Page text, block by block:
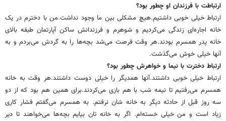
ارتباطت با فرزندان او چطور بود؟
ارتباط خیلی خوبی داشتیم.هیچ مشکلی بین ما وجود نداشت.من با دخترم در یک
خانه اجاره‌ای زندگی می‌کردیم و شوهرم و فرزندانش ساکن آپارتمان طبقه بالای
خانه پدر همسرم بودند.هر وقت فرصت می‌شد بچه‌ها را به گردش می‌بردم و به
آنها خیلی خوش می‌گذشت.
ارتباط دخترت با نیما و خواهرش چطور بود؟
ارتباط خیلی خوبی داشتند.آنها همدیگر را خیلی دوست داشتند.هر وقت به خانه
همسرم می‌رفتیم تا نیمه شب با هم بازی می‌کردند.برای همین هم بود که از دو
سه روز قبل از حادثه دیگر به خانه شان نرفتم. به همسرم می‌گفتم فشار کاری
زیاد است و من خیلی خسته‌ام. اگر به خانه تان بیایم بچه‌ها می‌خواهند تا دیر